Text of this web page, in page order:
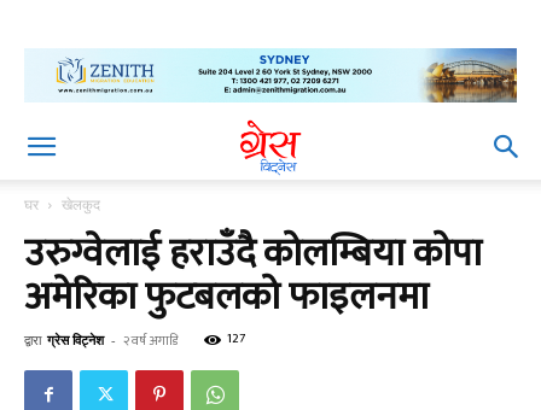
घर खेलकुद
उरुग्वेलाई हराउँदै कोलम्बिया कोपा
अमेरिका फुटबलको फाइलनमा
द्वारा ग्रेस विट्नेश - २ वर्ष अगाडि 127